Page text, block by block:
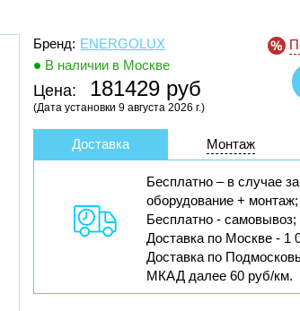
Бренд: ENERGOLUX
В наличии в Москве
Цена: 181429 руб
(Дата установки 9 августа 2026 г.)
Доставка Монтаж
Бесплатно – в случае
оборудование + монтаж;
Бесплатно - самовывоз;
Доставка по Москве - 1
Доставка по
МКАД далее 60 руб/км.